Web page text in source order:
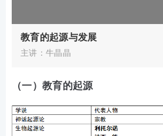
教育的起源与发展
主讲：牛晶晶
（一）教育的起源